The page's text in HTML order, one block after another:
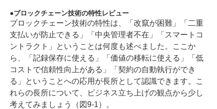
ブロックチェーン技術の特性レビュー
ブロックチェーン技術の特性は、「改竄が困難」「二重
支払いが防止できる」「中央管理者不在」「スマートコ
ントラクト」ということは何度も述べました。ここか
ら、「記録保存に使える」「価値の移転に使える」「低
コストで信頼性向上がある」「契約の自動執行ができ
る」ということへの応用が長所として認識できます。こ
れらの長所について、ビジネス立ち上げの観点から少し
考えてみましょう（図9-1）。